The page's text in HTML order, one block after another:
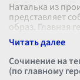
Наталька из
представляет
образ. Главная
любви,
Сочинение на
(по главному